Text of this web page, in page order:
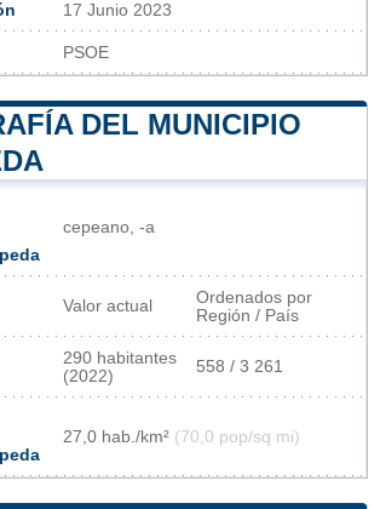
17 Junio 2023
PSOE
DEL MUNICIPIO
cepeano, -a
Valor actual
Ordenados por
Región / País
290 habitantes
(2022)
558 / 3 261
27,0 hab./km² (70,0 pop/sq mi)